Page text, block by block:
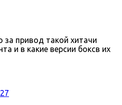
за привод такой хитачи
и в какие версии боксв их